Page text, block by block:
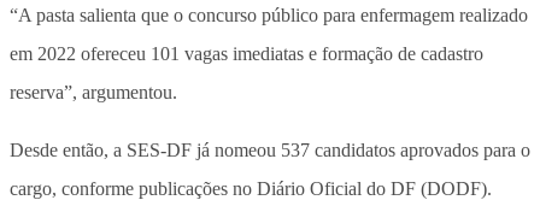
“A pasta salienta que o concurso público para enfermagem realizado
em 2022 ofereceu 101 vagas imediatas e formação de cadastro
reserva”, argumentou.
Desde então, a SES-DF já nomeou 537 candidatos aprovados para o
cargo, conforme publicações no Diário Oficial do DF (DODF).